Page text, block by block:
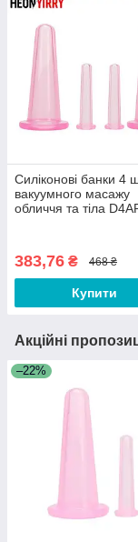
Силіконові банки 4
вакуумного масажу
обличчя та тіла
383,76 ₴ 468 ₴
Купити
Акційні
–22%